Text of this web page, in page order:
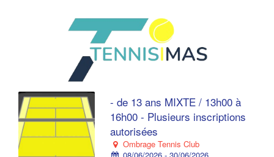
- de 13 ans MIXTE / 13h00 à
16h00 - Plusieurs inscriptions
autorisées
Ombrage Tennis Club